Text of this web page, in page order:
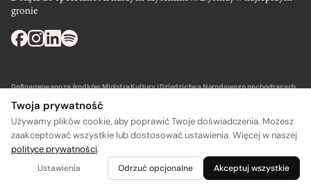
gronie
Dofinansowano ze środków Ministra Kultury i Dziedzictwa Narodowego pochodzących
Wydawca: SIW Znak w Krakowie
Twoja prywatność
Używamy plików cookie, aby poprawić Twoje doświadczenia. Możesz
zaakceptować wszystkie lub dostosować ustawienia. Więcej w naszej
polityce prywatności.
Ustawienia Odrzuć opcjonalne Akceptuj wszystkie